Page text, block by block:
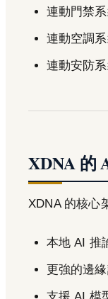
連動門禁
連動空調
連動安防
XDNA 的
XDNA 的核心
本地 AI 推
更強的邊